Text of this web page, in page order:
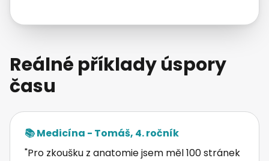
Reálné příklady úspory
času
📚 Medicína - Tomáš, 4. ročník
"Pro zkoušku z anatomie jsem měl 100 stránek